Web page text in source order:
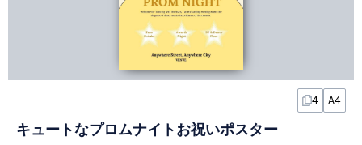
4 A4
キュートなプロムナイトお祝いポスター